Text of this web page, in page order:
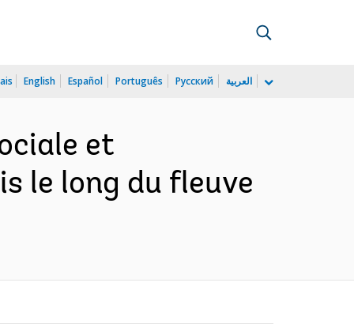
English Español Português Русский العربية
et
le long du fleuve